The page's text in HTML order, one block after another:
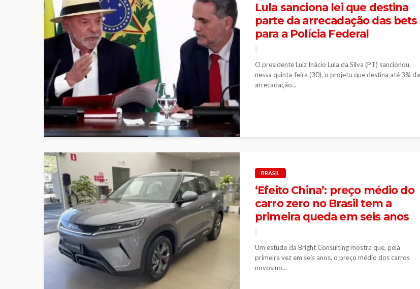
Lula sanciona lei que destina
parte da arrecadação das bets
para a Polícia Federal
O presidente Luiz Inácio Lula da Silva (PT) sancionou,
nessa quinta-feira (30), o projeto que destina até 3% da
arrecadação...
BRASIL
‘Efeito China’: preço médio do
carro zero no Brasil tem a
primeira queda em seis anos
Um estudo da Bright Consulting mostra que, pela
primeira vez em seis anos, o preço médio dos carros
novos no...